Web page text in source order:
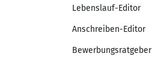
Lebenslauf-Editor
Anschreiben-Editor
Bewerbungsratgeber